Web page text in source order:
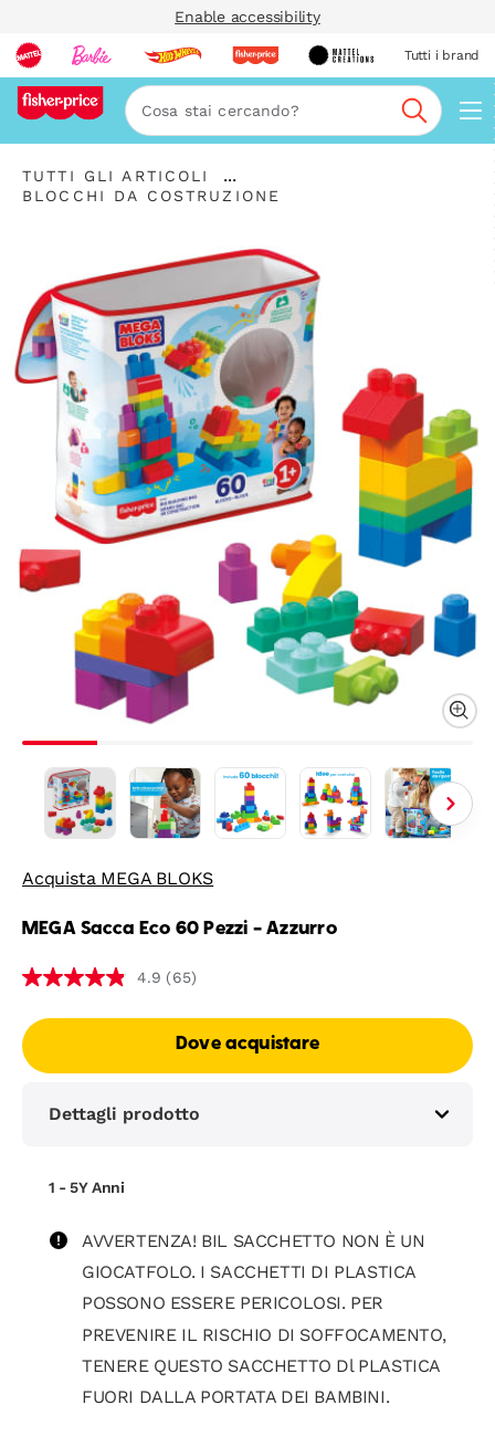
Enable accessibility
Tutti i brand
Cerca
TUTTI GLI ARTICOLI
...
Espandere
di
navigazione
BLOCCHI DA COSTRUZIONE
Acquista MEGA BLOKS
MEGA Sacca Eco 60 Pezzi - Azzurro
4.9 (65)
Dove acquistare
Dettagli prodotto
1 - 5Y Anni
AVVERTENZA! BIL SACCHETTO NON È UN
GIOCATFOLO. I SACCHETTI DI PLASTICA
POSSONO ESSERE PERICOLOSI. PER
PREVENIRE IL RISCHIO DI SOFFOCAMENTO,
TENERE QUESTO SACCHETTO Dl PLASTICA
FUORI DALLA PORTATA DEI BAMBINI.